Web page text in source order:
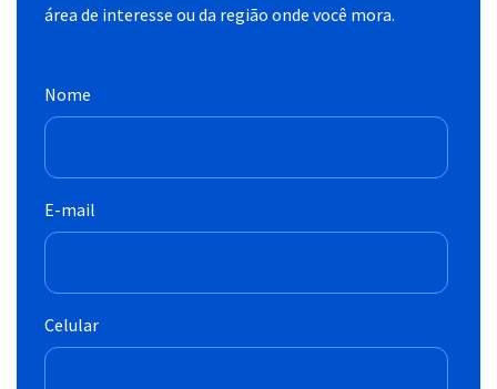
área de interesse ou da região onde você mora.
Nome
E-mail
Celular